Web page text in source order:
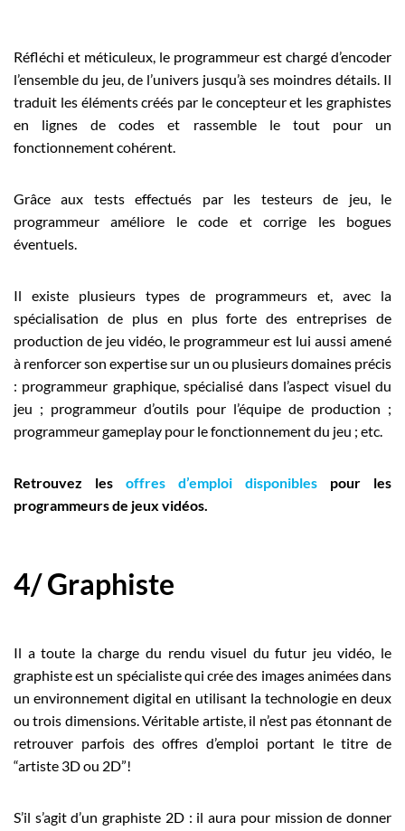
Réfléchi et méticuleux, le programmeur est chargé d’encoder
l’ensemble du jeu, de l’univers jusqu’à ses moindres détails. Il
traduit les éléments créés par le concepteur et les graphistes
en lignes de codes et rassemble le tout pour un
fonctionnement cohérent.
Grâce aux tests effectués par les testeurs de jeu, le
programmeur améliore le code et corrige les bogues
éventuels.
Il existe plusieurs types de programmeurs et, avec la
spécialisation de plus en plus forte des entreprises de
production de jeu vidéo, le programmeur est lui aussi amené
à renforcer son expertise sur un ou plusieurs domaines précis
: programmeur graphique, spécialisé dans l’aspect visuel du
jeu ; programmeur d’outils pour l’équipe de production ;
programmeur gameplay pour le fonctionnement du jeu ; etc.
Retrouvez les offres d’emploi disponibles pour les
programmeurs de jeux vidéos.
4/ Graphiste
Il a toute la charge du rendu visuel du futur jeu vidéo, le
graphiste est un spécialiste qui crée des images animées dans
un environnement digital en utilisant la technologie en deux
ou trois dimensions. Véritable artiste, il n’est pas étonnant de
retrouver parfois des offres d’emploi portant le titre de
“artiste 3D ou 2D”!
S’il s’agit d’un graphiste 2D : il aura pour mission de donner